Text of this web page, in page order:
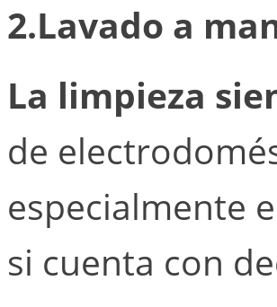
2.Lavado a
La limpieza
de
especialmente
si cuenta con